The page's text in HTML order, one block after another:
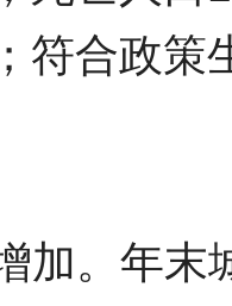
符合政策
加。年末